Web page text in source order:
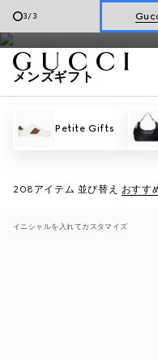
3/3
オンライン
グッチが厳選したメンズギフ
お選びください。
メンズギフト
Petite Gifts
208アイテム 並び替え おすす
イニシャルを入れてカスタマイズ